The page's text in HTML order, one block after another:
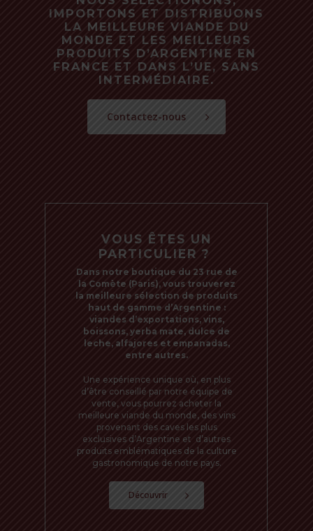
IMPORTONS ET DISTRIBUONS
LA MEILLEURE VIANDE DU
MONDE ET LES MEILLEURS
PRODUITS D’ARGENTINE EN
FRANCE ET DANS L’UE, SANS
INTERMÉDIAIRE.
Contactez-nous
VOUS ÊTES UN
PARTICULIER ?
Dans notre boutique du 23 rue de
la Comète (Paris), vous trouverez
la meilleure sélection de produits
haut de gamme d’Argentine :
viandes d’exportations, vins,
boissons, yerba mate, dulce de
leche, alfajores et empanadas,
entre autres.
Une expérience unique où, en plus
d’être conseillé par notre équipe de
vente, vous pourrez acheter la
meilleure viande du monde, des vins
provenant des caves les plus
exclusives d’Argentine et d’autres
produits emblématiques de la culture
gastronomique de notre pays.
Découvrir